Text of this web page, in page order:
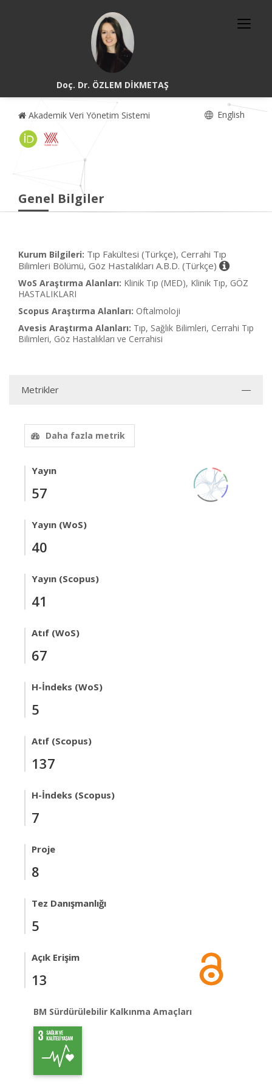
Doç. Dr. ÖZLEM DİKMETAŞ
Akademik Veri Yönetim Sistemi English
Genel Bilgiler
Kurum Bilgileri: Tıp Fakültesi (Türkçe), Cerrahi Tıp
Bilimleri Bölümü, Göz Hastalıkları A.B.D. (Türkçe)
WoS Araştırma Alanları: Klinik Tıp (MED), Klinik Tıp, GÖZ
HASTALIKLARI
Scopus Araştırma Alanları: Oftalmoloji
Avesis Araştırma Alanları: Tıp, Sağlık Bilimleri, Cerrahi Tıp
Bilimleri, Göz Hastalıkları ve Cerrahisi
Metrikler
Daha fazla metrik
Yayın
57
Yayın (WoS)
40
Yayın (Scopus)
41
Atıf (WoS)
67
H-İndeks (WoS)
5
Atıf (Scopus)
137
H-İndeks (Scopus)
7
Proje
8
Tez Danışmanlığı
5
Açık Erişim
13
BM Sürdürülebilir Kalkınma Amaçları